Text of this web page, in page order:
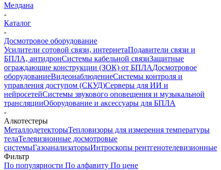
Мелдана
-
Каталог
-
Досмотровое оборудование
Усилители сотовой связи, интернетаПодавители связи и
БПЛА, антидронСистемы кабельной связиЗащитные
ограждающие конструкции (ЗОК) от БПЛАДосмотровое
оборудованиеВидеонаблюдениеСистемы контроля и
управления доступом (СКУД)Серверы для ИИ и
нейросетейСистемы звукового оповещения и музыкальной
трансляцииОборудование и аксессуары для БПЛА
-
Алкотестеры
МеталлодетекторыТепловизоры для измерения температуры
телаТелевизионные досмотровые
системыГазоанализаторыИнтроскопы рентгенотелевизионные
Фильтр
По популярности По алфавиту По цене